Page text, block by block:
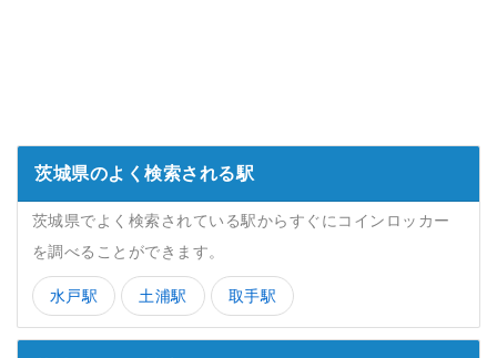
茨城県のよく検索される駅
茨城県でよく検索されている駅からすぐにコインロッカー
を調べることができます。
水戸駅 土浦駅 取手駅